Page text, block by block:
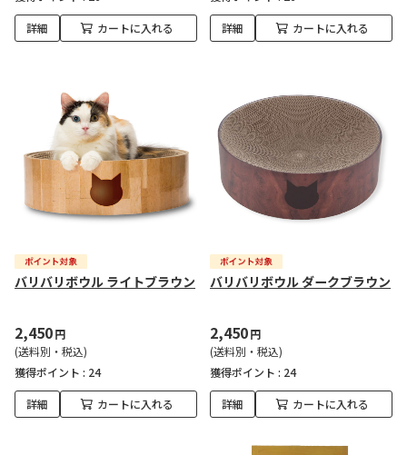
詳細 カートに入れる 詳細 カートに入れる
バリバリボウル ライトブラウン
2,450円
(送料別・税込)
獲得ポイント : 24
詳細 カートに入れる
バリバリボウル ダークブラウン
2,450円
(送料別・税込)
獲得ポイント : 24
詳細 カートに入れる